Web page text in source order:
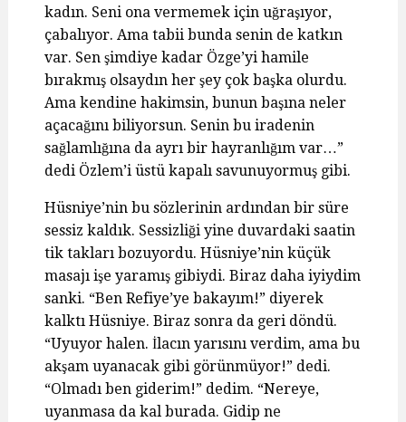
kadın. Seni ona vermemek için uğraşıyor,
çabalıyor. Ama tabii bunda senin de katkın
var. Sen şimdiye kadar Özge’yi hamile
bırakmış olsaydın her şey çok başka olurdu.
Ama kendine hakimsin, bunun başına neler
açacağını biliyorsun. Senin bu iradenin
sağlamlığına da ayrı bir hayranlığım var…”
dedi Özlem’i üstü kapalı savunuyormuş gibi.
Hüsniye’nin bu sözlerinin ardından bir süre
sessiz kaldık. Sessizliği yine duvardaki saatin
tik takları bozuyordu. Hüsniye’nin küçük
masajı işe yaramış gibiydi. Biraz daha iyiydim
sanki. “Ben Refiye’ye bakayım!” diyerek
kalktı Hüsniye. Biraz sonra da geri döndü.
“Uyuyor halen. İlacın yarısını verdim, ama bu
akşam uyanacak gibi görünmüyor!” dedi.
“Olmadı ben giderim!” dedim. “Nereye,
uyanmasa da kal burada. Gidip ne